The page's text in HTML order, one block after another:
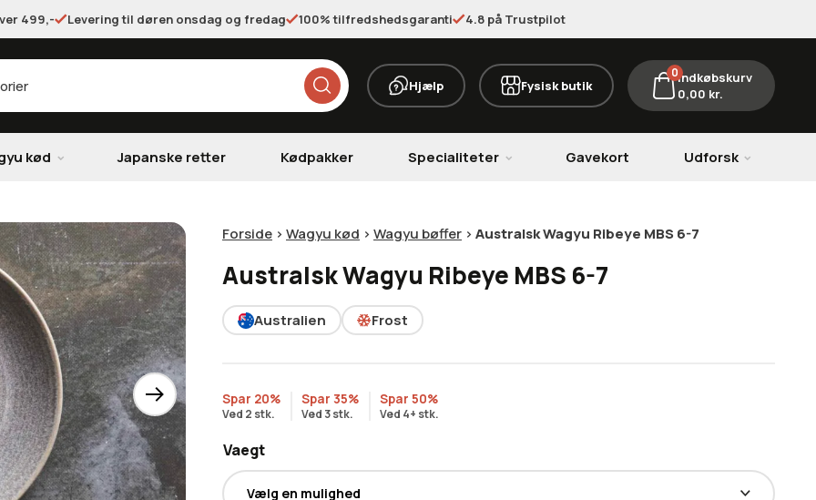
499,- Levering til døren onsdag og fredag 100% tilfredshedsgaranti 4.8 på Trustpilot
Hjælp Fysisk butik
0Indkøbskurv
0,00 kr.
kød Japanske retter Kødpakker Specialiteter Gavekort Udforsk
Forside > Wagyu kød > Wagyu bøffer > Australsk Wagyu Ribeye MBS 6-7
Australsk Wagyu Ribeye MBS 6-7
Australien Frost
Spar 20%
Ved 2 stk.
Spar 35%
Ved 3 stk.
Spar 50%
Ved 4+ stk.
Vaegt